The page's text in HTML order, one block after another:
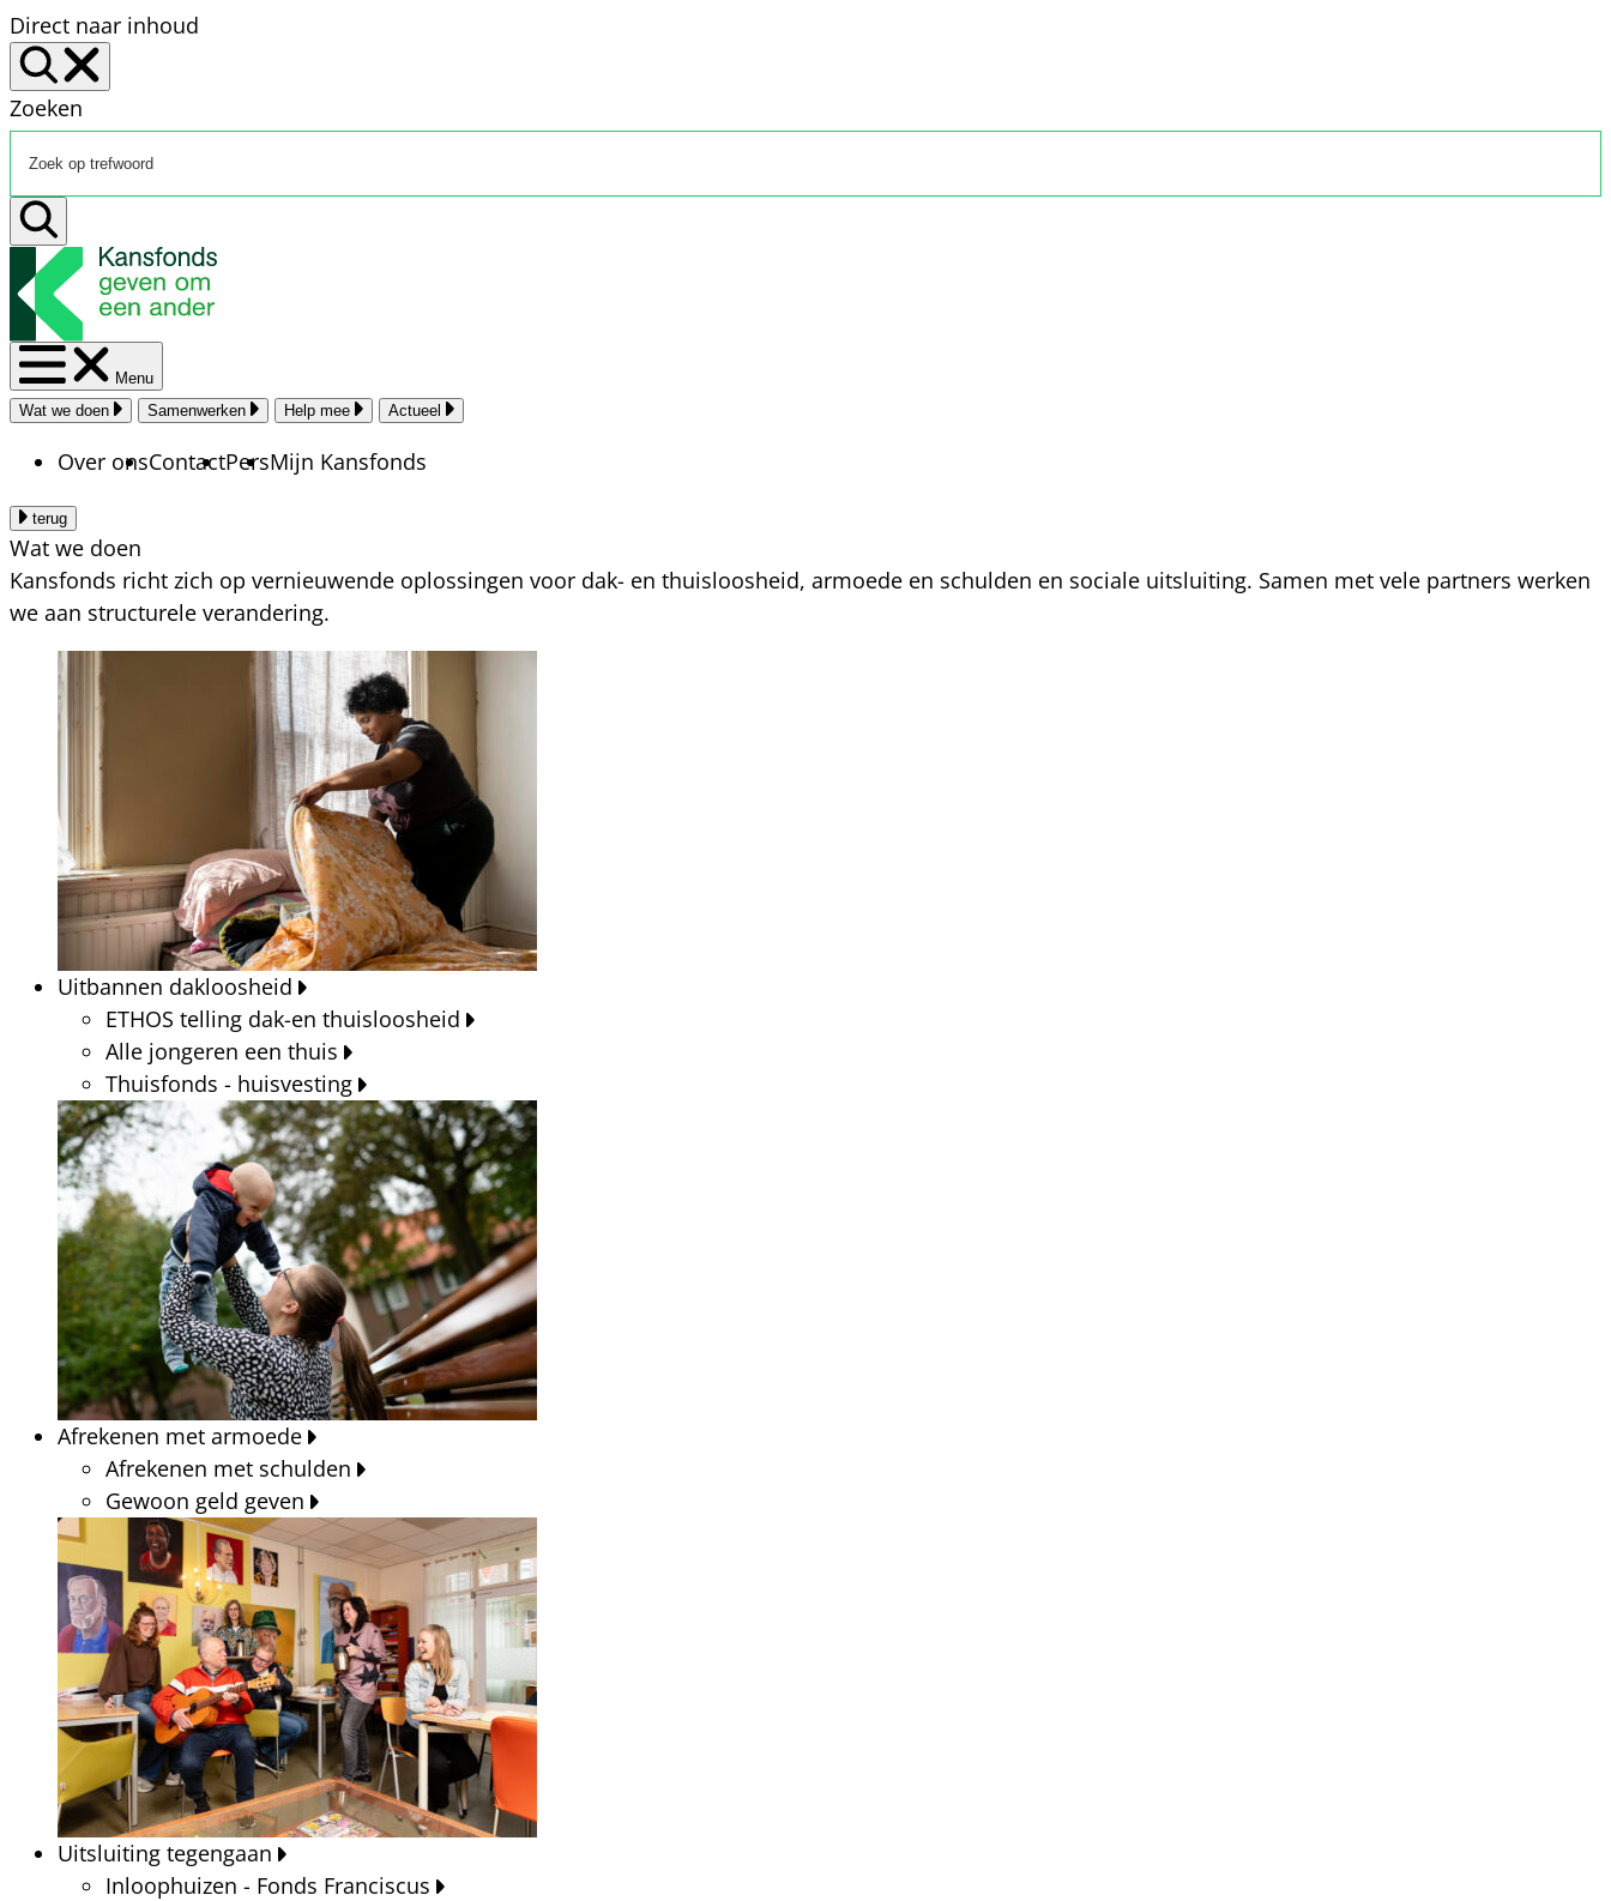
Direct naar inhoud
Zoeken
Menu
Wat we doen
Samenwerken Help mee Actueel
Over onsContactPersMijn Kansfonds
terug
Wat we doen
Kansfonds richt zich op vernieuwende oplossingen voor dak- en thuisloosheid, armoede en schulden en sociale uitsluiting. Samen met vele partners werken
we aan structurele verandering.
Uitbannen dakloosheid
ETHOS telling dak-en thuisloosheid
Alle jongeren een thuis
Thuisfonds - huisvesting
Afrekenen met armoede
Afrekenen met schulden
Gewoon geld geven
Uitsluiting tegengaan
Inloophuizen - Fonds Franciscus